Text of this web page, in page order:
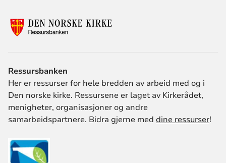
Ressursbanken
Her er ressurser for hele bredden av arbeid med og i
Den norske kirke. Ressursene er laget av Kirkerådet,
menigheter, organisasjoner og andre
samarbeidspartnere. Bidra gjerne med dine ressurser!